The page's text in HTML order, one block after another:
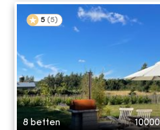
5 (5)
8 betten